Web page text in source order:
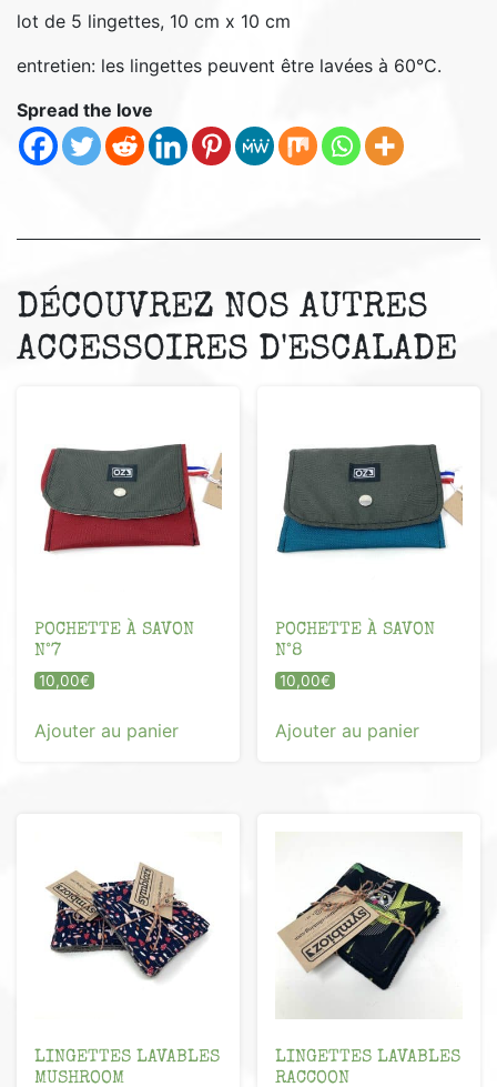
lot de 5 lingettes, 10 cm x 10 cm
entretien: les lingettes peuvent être lavées à 60°C.
Spread the love
DÉCOUVREZ NOS AUTRES
ACCESSOIRES D'ESCALADE
POCHETTE À SAVON
N°7
10,00€
Ajouter au panier
POCHETTE À SAVON
N°8
10,00€
Ajouter au panier
LINGETTES LAVABLES
MUSHROOM
LINGETTES LAVABLES
RACCOON